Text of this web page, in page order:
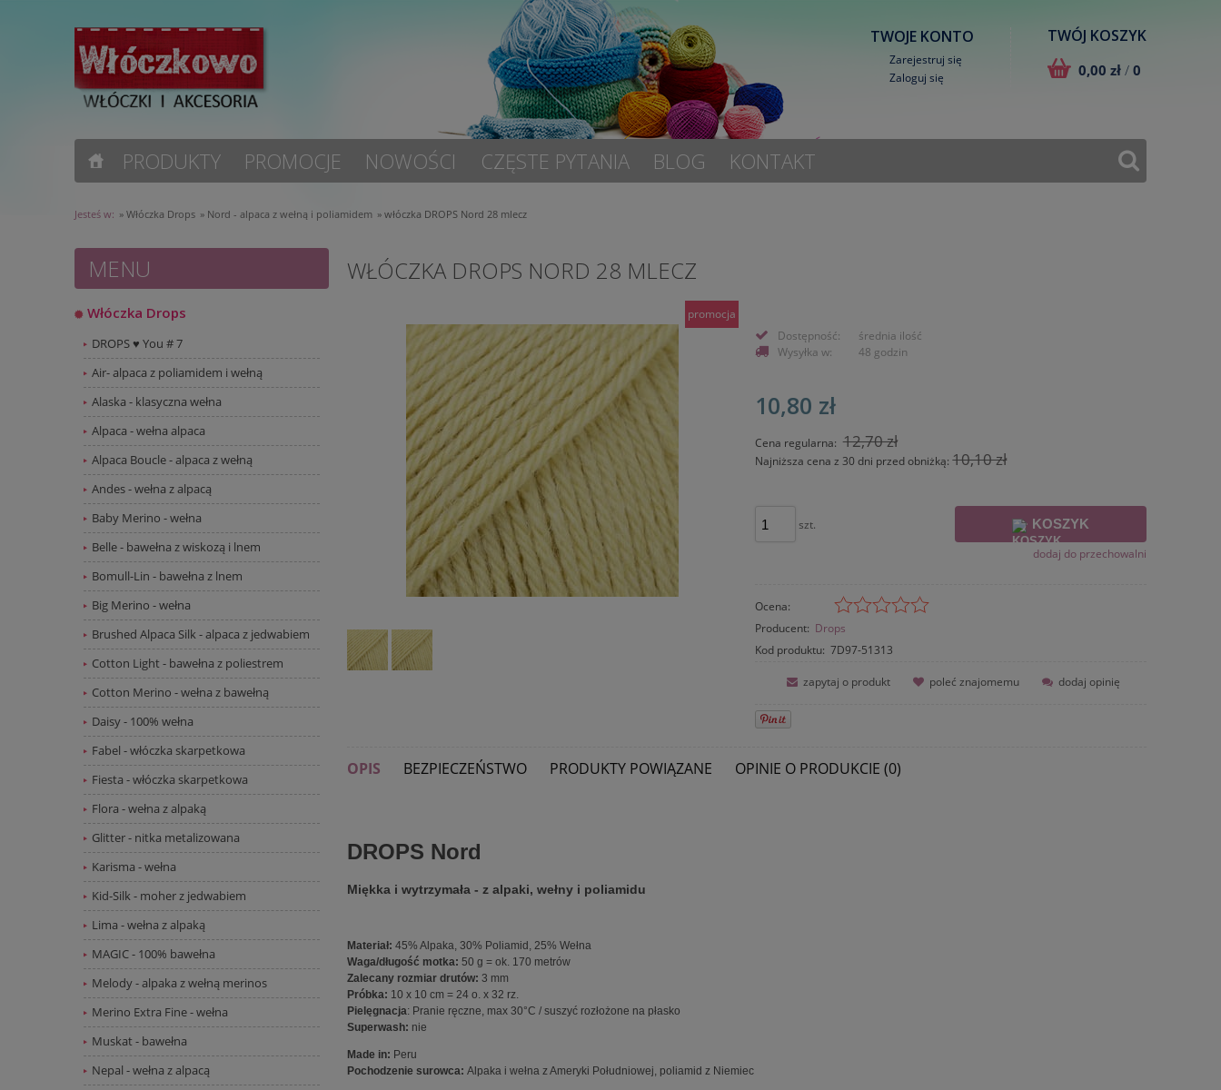
TWÓJ KOSZYK
0,00 zł / 0
TWOJE KONTO
Zarejestruj się
Zaloguj się
PRODUKTY PROMOCJE NOWOŚCI CZĘSTE PYTANIA BLOG KONTAKT
Jesteś w: » Włóczka Drops » Nord - alpaca z wełną i poliamidem » włóczka DROPS Nord 28 mlecz
MENU
Włóczka Drops
DROPS ♥ You # 7
Air- alpaca z poliamidem i wełną
Alaska - klasyczna wełna
Alpaca - wełna alpaca
Alpaca Boucle - alpaca z wełną
Andes - wełna z alpacą
Baby Merino - wełna
Belle - bawełna z wiskozą i lnem
Bomull-Lin - bawełna z lnem
Big Merino - wełna
Brushed Alpaca Silk - alpaca z jedwabiem
Cotton Light - bawełna z poliestrem
Cotton Merino - wełna z bawełną
Daisy - 100% wełna
Fabel - włóczka skarpetkowa
Fiesta - włóczka skarpetkowa
Flora - wełna z alpaką
Glitter - nitka metalizowana
Karisma - wełna
Kid-Silk - moher z jedwabiem
Lima - wełna z alpaką
MAGIC - 100% bawełna
Melody - alpaka z wełną merinos
Merino Extra Fine - wełna
Muskat - bawełna
Nepal - wełna z alpacą
WŁÓCZKA DROPS NORD 28 MLECZ
promocja
Dostępność:
średnia ilość
Wysyłka w:
48 godzin
10,80 zł
Cena regularna: 12,70 zł
Najniższa cena z 30 dni przed obniżką:10,10 zł
szt.
KOSZYK
dodaj do przechowalni
Ocena:
Producent: Drops
Kod produktu: 7D97-51313
zapytaj o produkt poleć znajomemu dodaj opinię
OPIS BEZPIECZEŃSTWO PRODUKTY POWIĄZANE OPINIE O PRODUKCIE (0)
DROPS Nord
Miękka i wytrzymała - z alpaki, wełny i poliamidu
Materiał: 45% Alpaka, 30% Poliamid, 25% Wełna
Waga/długość motka: 50 g = ok. 170 metrów
Zalecany rozmiar drutów: 3 mm
Próbka: 10 x 10 cm = 24 o. x 32 rz.
Pielęgnacja: Pranie ręczne, max 30°C / suszyć rozłożone na płasko
Superwash: nie
Made in: Peru
Pochodzenie surowca: Alpaka i wełna z Ameryki Południowej, poliamid z Niemiec